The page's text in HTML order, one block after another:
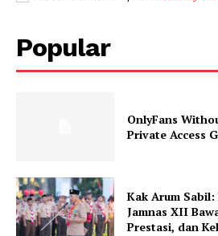
Popular
OnlyFans
Private Access
Kak Arum
Jamnas XII
Prestasi, dan